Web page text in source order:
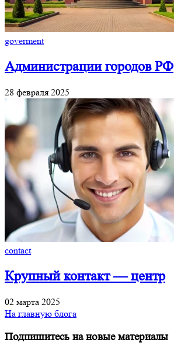
goverment
Администрации городов РФ
28 февраля 2025
contact
Крупный контакт — центр
02 марта 2025
На главную блога
Подпишитесь на новые материалы